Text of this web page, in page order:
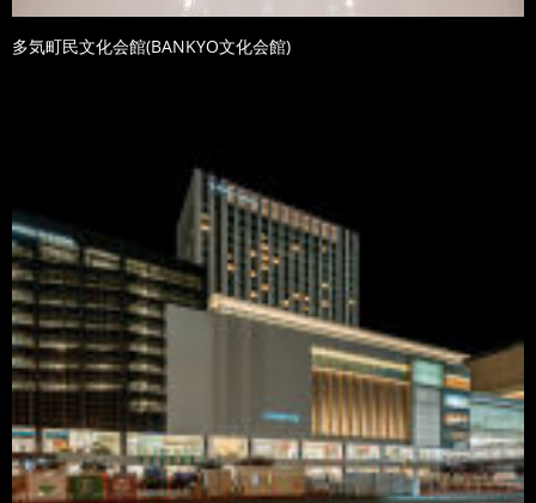
多気町民文化会館(BANKYO文化会館)